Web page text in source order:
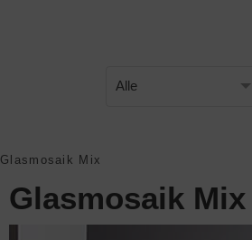
Glasmosaik Mix
Glasmosaik Mix